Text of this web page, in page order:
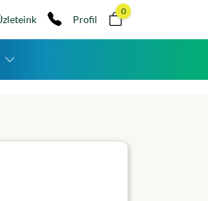
Profil
0